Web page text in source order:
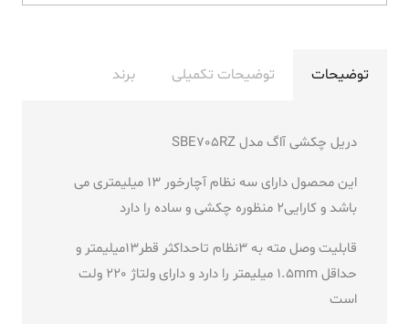
توضیحات توضیحات تکمیلی برند
دریل چکشی آاگ مدل SBE705RZ
این محصول دارای سه نظام آچارخور 13 میلیمتری می
باشد و کارایی2 منظوره چکشی و ساده را دارد
قابلیت وصل مته به 3نظام تاحداکثر قطر13میلیمتر و
حداقل 1.5mm میلیمتر را دارد و دارای ولتاژ 220 ولت
است